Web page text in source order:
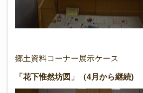
郷土資料コーナー展示ケース
「花下惟然坊図」（4月から継続)